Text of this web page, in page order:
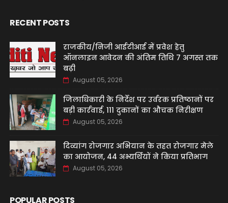
RECENT POSTS
राजकीय/निजी आईटीआई में प्रवेश हेतु
ऑनलाइन आवेदन की अंतिम तिथि 7 अगस्त तक
बढ़ी
August 05, 2026
जिलाधिकारी के निर्देश पर उर्वरक प्रतिष्ठानों पर
बड़ी कार्रवाई, 111 दुकानों का औचक निरीक्षण
August 05, 2026
दिव्यांग रोजगार अभियान के तहत रोजगार मेले
का आयोजन, 44 अभ्यर्थियों ने किया प्रतिभाग
August 05, 2026
POPULAR POSTS